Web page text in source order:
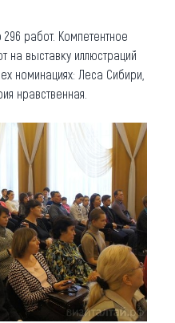
работ. Компетентное
на выставку иллюстраций
номинациях: Леса Сибири,
нравственная.